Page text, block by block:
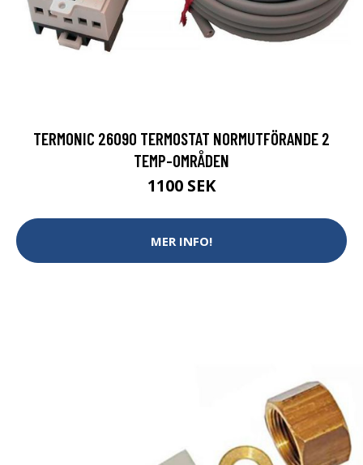
TERMONIC 26090 TERMOSTAT NORMUTFÖRANDE 2
TEMP-OMRÅDEN
1100 SEK
MER INFO!